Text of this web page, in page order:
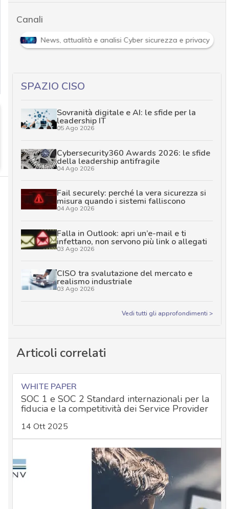
Canali
News, attualità e analisi Cyber sicurezza e privacy
SPAZIO CISO
Sovranità digitale e AI: le sfide per la
leadership IT
05 Ago 2026
Cybersecurity360 Awards 2026: le sfide
della leadership antifragile
04 Ago 2026
Fail securely: perché la vera sicurezza si
misura quando i sistemi falliscono
04 Ago 2026
Falla in Outlook: apri un’e-mail e ti
infettano, non servono più link o allegati
03 Ago 2026
CISO tra svalutazione del mercato e
realismo industriale
03 Ago 2026
Vedi tutti gli approfondimenti >
Articoli correlati
WHITE PAPER
SOC 1 e SOC 2 Standard internazionali per la
fiducia e la competitività dei Service Provider
14 Ott 2025